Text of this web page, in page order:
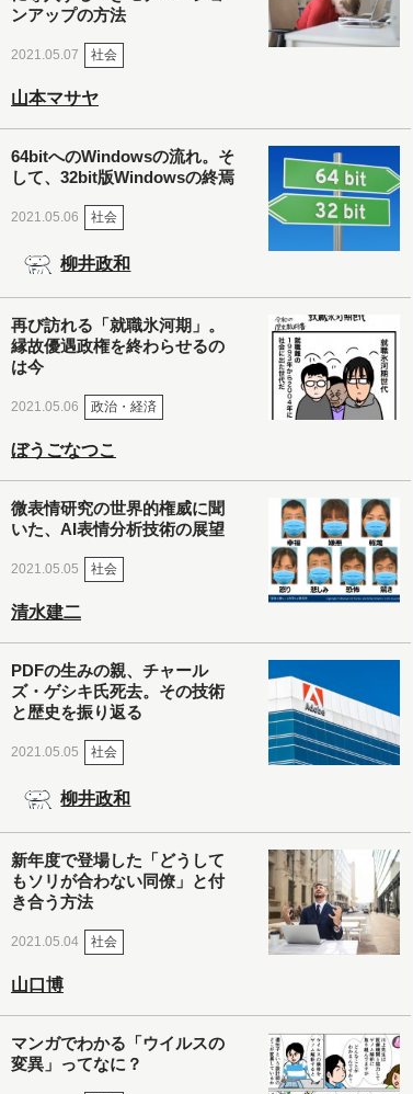
ンアップの方法
2021.05.07 社会
山本マサヤ
64bitへのWindowsの流れ。そ
して、32bit版Windowsの終焉
2021.05.06 社会
柳井政和
再び訪れる「就職氷河期」。
縁故優遇政権を終わらせるの
は今
2021.05.06 政治・経済
ぼうごなつこ
微表情研究の世界的権威に聞
いた、AI表情分析技術の展望
2021.05.05 社会
清水建二
PDFの生みの親、チャール
ズ・ゲシキ氏死去。その技術
と歴史を振り返る
2021.05.05 社会
柳井政和
新年度で登場した「どうして
もソリが合わない同僚」と付
き合う方法
2021.05.04 社会
山口博
マンガでわかる「ウイルスの
変異」ってなに？